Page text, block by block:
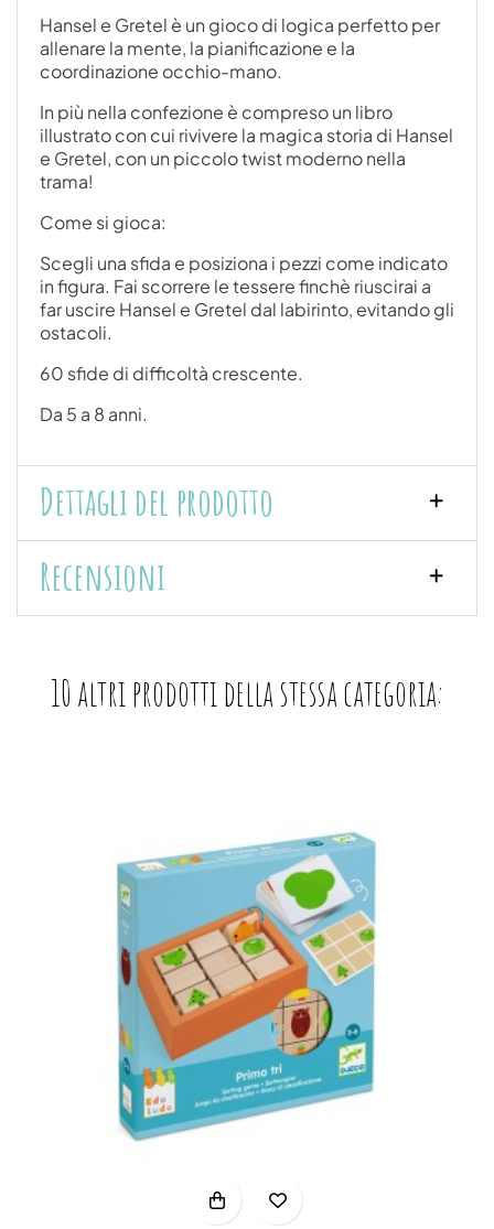
Hansel e Gretel è un gioco di logica perfetto per
allenare la mente, la pianificazione e la
coordinazione occhio-mano.
In più nella confezione è compreso un libro
illustrato con cui rivivere la magica storia di Hansel
e Gretel, con un piccolo twist moderno nella
trama!
Come si gioca:
Scegli una sfida e posiziona i pezzi come indicato
in figura. Fai scorrere le tessere finchè riuscirai a
far uscire Hansel e Gretel dal labirinto, evitando gli
ostacoli.
60 sfide di difficoltà crescente.
Da 5 a 8 anni.
Dettagli del prodotto
Recensioni
10 altri prodotti della stessa categoria: